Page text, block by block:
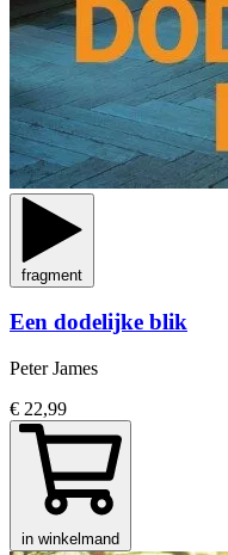
fragment
Een dodelijke blik
Peter James
€ 22,99
in winkelmand